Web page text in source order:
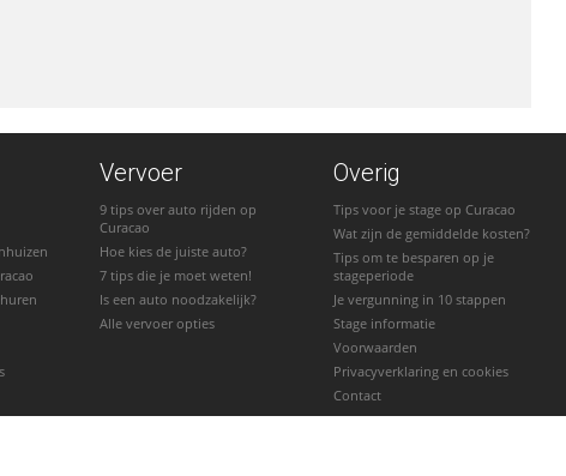
Vervoer
9 tips over auto rijden op
Curacao
Hoe kies de juiste auto?
7 tips die je moet weten!
Is een auto noodzakelijk?
Alle vervoer opties
Overig
Tips voor je stage op Curacao
Wat zijn de gemiddelde kosten?
Tips om te besparen op je
stageperiode
Je vergunning in 10 stappen
Stage informatie
Voorwaarden
Privacyverklaring en cookies
Contact